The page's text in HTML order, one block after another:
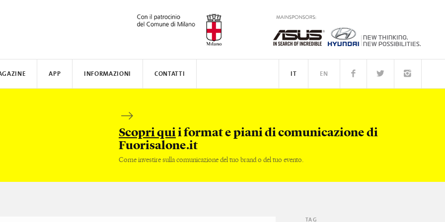
APP INFORMAZIONI CONTATTI EN
IT
Scopri quii format e piani di comunicazione di
Fuorisalone.it
Come investire sulla comunicazione del tuo brand o del tuo evento.
TAG